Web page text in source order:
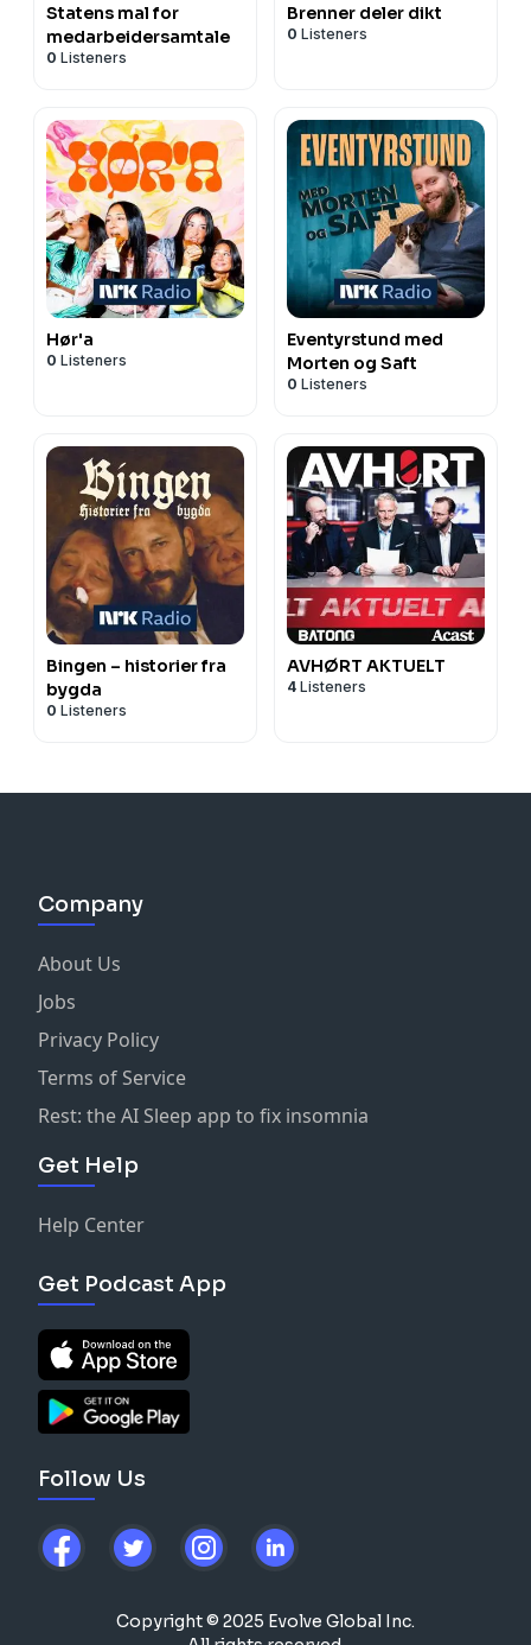
Statens mal for
medarbeidersamtale
0 Listeners
Brenner deler dikt
0 Listeners
Hør'a
0 Listeners
Eventyrstund med
Morten og Saft
0 Listeners
Bingen – historier fra
bygda
0 Listeners
AVHØRT AKTUELT
4 Listeners
Company
About Us
Jobs
Privacy Policy
Terms of Service
Rest: the AI Sleep app to fix insomnia
Get Help
Help Center
Get Podcast App
Follow Us
Copyright © 2025 Evolve Global Inc.